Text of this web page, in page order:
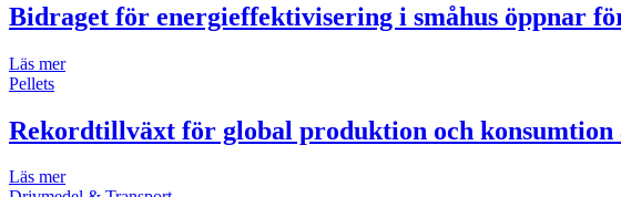
Bidraget för energieffektivisering i småhus öppnar
Läs mer
Pellets
Rekordtillväxt för global produktion och konsumtion
Läs mer